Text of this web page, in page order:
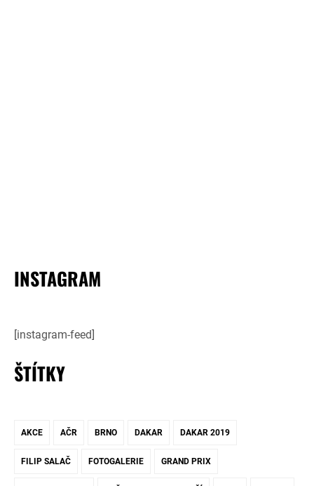
INSTAGRAM
[instagram-feed]
ŠTÍTKY
AKCE AČR BRNO DAKAR DAKAR 2019
FILIP SALAČ FOTOGALERIE GRAND PRIX